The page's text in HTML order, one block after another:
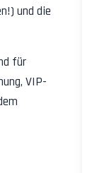
und die
für
VIP-